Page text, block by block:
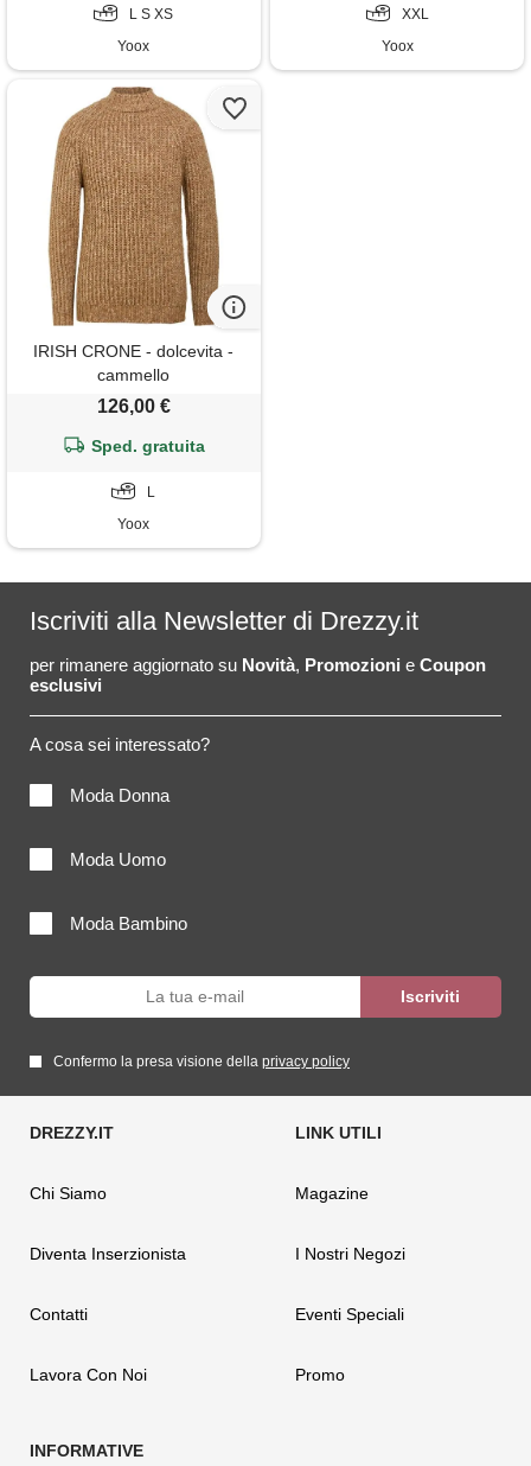
L S XS
Yoox
XXL
Yoox
IRISH CRONE - dolcevita -
cammello
126,00 €
Sped. gratuita
L
Yoox
Iscriviti alla Newsletter di Drezzy.it
per rimanere aggiornato su Novità, Promozioni e Coupon
esclusivi
A cosa sei interessato?
Moda Donna
Moda Uomo
Moda Bambino
Confermo la presa visione della privacy policy
Chi Siamo
Diventa Inserzionista
Contatti
Lavora Con Noi
Magazine
I Nostri Negozi
Eventi Speciali
Promo